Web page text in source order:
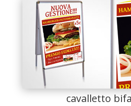
cavalletto